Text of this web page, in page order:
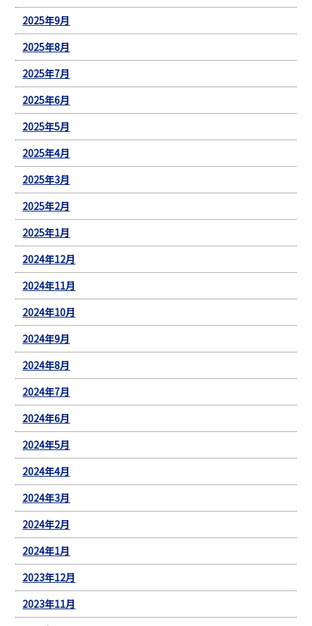
2025年9月
2025年8月
2025年7月
2025年6月
2025年5月
2025年4月
2025年3月
2025年2月
2025年1月
2024年12月
2024年11月
2024年10月
2024年9月
2024年8月
2024年7月
2024年6月
2024年5月
2024年4月
2024年3月
2024年2月
2024年1月
2023年12月
2023年11月